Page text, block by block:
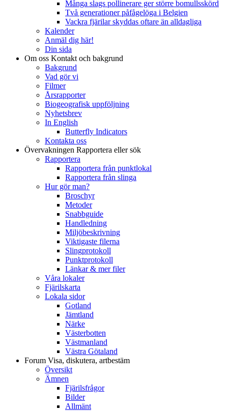
Många slags pollinerare ger större bomullsskörd
Två generationer påfågelöga i Belgien
Vackra fjärilar skyddas oftare än alldagliga
Kalender
Anmäl dig här!
Din sida
Om oss Kontakt och bakgrund
Bakgrund
Vad gör vi
Filmer
Årsrapporter
Biogeografisk uppföljning
Nyhetsbrev
In English
Butterfly Indicators
Kontakta oss
Övervakningen Rapportera eller sök
Rapportera
Rapportera från punktlokal
Rapportera från slinga
Hur gör man?
Broschyr
Metoder
Snabbguide
Handledning
Miljöbeskrivning
Viktigaste filerna
Slingprotokoll
Punktprotokoll
Länkar & mer filer
Våra lokaler
Fjärilskarta
Lokala sidor
Gotland
Jämtland
Närke
Västerbotten
Västmanland
Västra Götaland
Forum Visa, diskutera, artbestäm
Översikt
Ämnen
Fjärilsfrågor
Bilder
Allmänt